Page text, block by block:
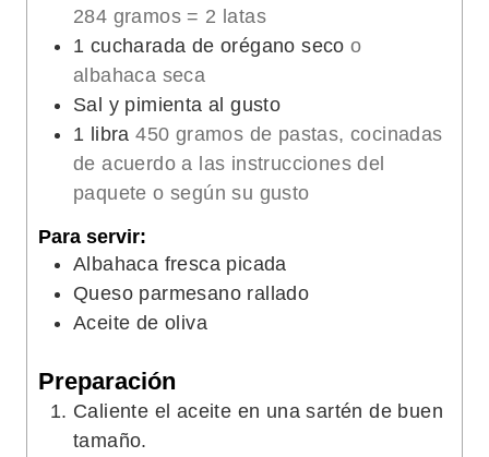
284 gramos = 2 latas
1 cucharada de orégano seco o
albahaca seca
Sal y pimienta al gusto
1 libra 450 gramos de pastas, cocinadas
de acuerdo a las instrucciones del
paquete o según su gusto
Para servir:
Albahaca fresca picada
Queso parmesano rallado
Aceite de oliva
Preparación
Caliente el aceite en una sartén de buen
tamaño.